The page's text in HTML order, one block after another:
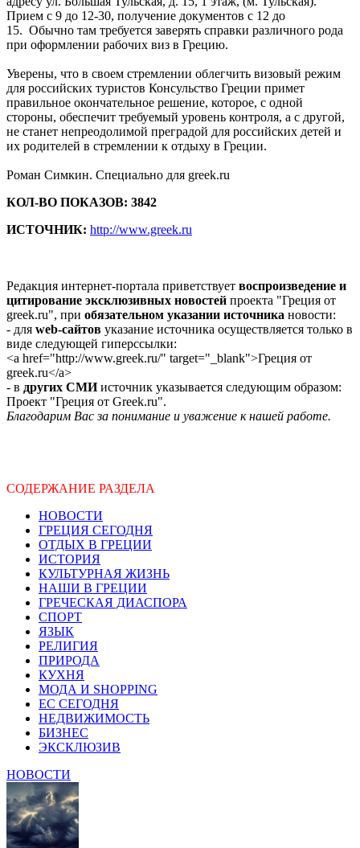
Прием с 9 до 12-30, получение документов с 12 до
15. Обычно там требуется заверять справки различного рода
при оформлении рабочих виз в Грецию.
Уверены, что в своем стремлении облегчить визовый режим
для российских туристов Консульство Греции примет
правильное окончательное решение, которое, с одной
стороны, обеспечит требуемый уровень контроля, а с другой,
не станет непреодолимой преградой для российских детей и
их родителей в стремлении к отдыху в Греции.
Роман Симкин. Специально для greek.ru
КОЛ-ВО ПОКАЗОВ: 3842
ИСТОЧНИК: http://www.greek.ru
Редакция интернет-портала приветствует воспроизведение и
цитирование эксклюзивных новостей проекта "Греция от
greek.ru", при обязательном указании источника новости:
- для web-сайтов указание источника осуществляется только в
виде следующей гиперссылки:
<a href="http://www.greek.ru/" target="_blank">Греция от
greek.ru</a>
- в других СМИисточник указывается следующим образом:
Проект "Греция от Greek.ru".
Благодарим Вас за понимание и уважение к нашей работе.
СОДЕРЖАНИЕ РАЗДЕЛА
НОВОСТИ
ГРЕЦИЯ СЕГОДНЯ
ОТДЫХ В ГРЕЦИИ
ИСТОРИЯ
КУЛЬТУРНАЯ ЖИЗНЬ
НАШИ В ГРЕЦИИ
ГРЕЧЕСКАЯ ДИАСПОРА
СПОРТ
ЯЗЫК
РЕЛИГИЯ
ПРИРОДА
КУХНЯ
МОДА И SHOPPING
ЕС СЕГОДНЯ
НЕДВИЖИМОСТЬ
БИЗНЕС
ЭКСКЛЮЗИВ
НОВОСТИ